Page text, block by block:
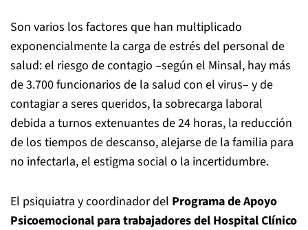
Son varios los factores que han multiplicado
exponencialmente la carga de estrés del personal de
salud: el riesgo de contagio –según el Minsal, hay más
de 3.700 funcionarios de la salud con el virus– y de
contagiar a seres queridos, la sobrecarga laboral
debida a turnos extenuantes de 24 horas, la reducción
de los tiempos de descanso, alejarse de la familia para
no infectarla, el estigma social o la incertidumbre.
El psiquiatra y coordinador del Programa de Apoyo
Psicoemocional para trabajadores del Hospital Clínico